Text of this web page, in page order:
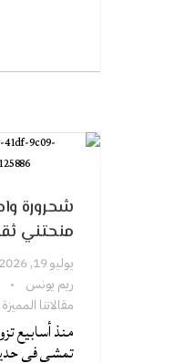
شحرورة
منحتني
يوليو 19, 2026
ريم يونس
مقالاتنا المميزة
منذ أسابيع
تمشي في